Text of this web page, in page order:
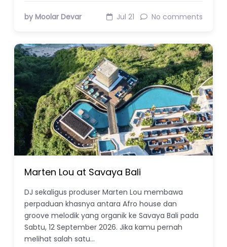
by Moolar Devar Jul 21 No comments
Marten Lou at Savaya Bali
DJ sekaligus produser Marten Lou membawa
perpaduan khasnya antara Afro house dan
groove melodik yang organik ke Savaya Bali pada
Sabtu, 12 September 2026. Jika kamu pernah
melihat salah satu…